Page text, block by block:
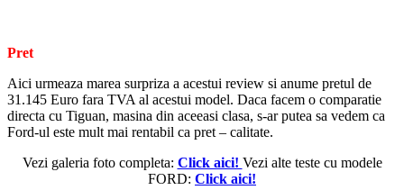
Pret
Aici urmeaza marea surpriza a acestui review si anume pretul de
31.145 Euro fara TVA al acestui model. Daca facem o comparatie
directa cu Tiguan, masina din aceeasi clasa, s-ar putea sa vedem ca
Ford-ul este mult mai rentabil ca pret – calitate.
Vezi galeria foto completa: Click aici! Vezi alte teste cu modele
FORD: Click aici!